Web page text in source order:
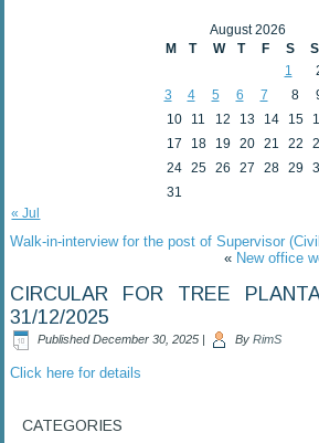
August 2026
M
T W T F S
S
1
3
4 5 6 7 8
10
11 12 13 14 15
17
18 19 20 21 22
24 25 26 27 28 29
31
« Jul
Walk-in-interview for the post of Supervisor
« New office
CIRCULAR FOR TREE
31/12/2025
Published December 30, 2025 | By RimS
Click here for details
CATEGORIES